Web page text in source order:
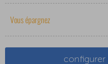
Vous épargnez
configurer